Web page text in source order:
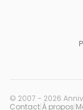
© 2007 - 2026
Contact À propos